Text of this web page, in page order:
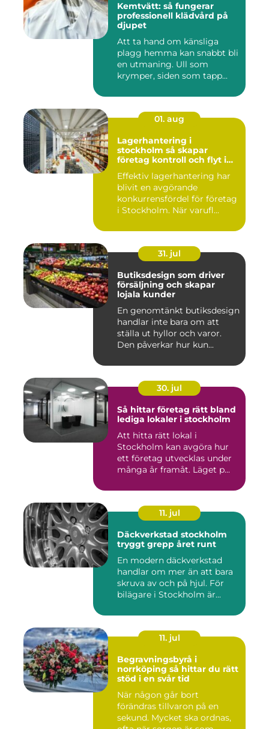
Kemtvätt: så fungerar
professionell klädvård på
djupet
Att ta hand om känsliga
plagg hemma kan snabbt bli
en utmaning. Ull som
krymper, siden som tapp...
01. aug
Lagerhantering i
stockholm så skapar
företag kontroll och flyt i
Effektiv lagerhantering har
blivit en avgörande
konkurrensfördel för företag
i Stockholm. När varufl...
31. jul
Butiksdesign som driver
försäljning och skapar
lojala kunder
En genomtänkt butiksdesign
handlar inte bara om att
ställa ut hyllor och varor.
Den påverkar hur kun...
30. jul
Så hittar företag rätt bland
lediga lokaler i stockholm
Att hitta rätt lokal i
Stockholm kan avgöra hur
ett företag utvecklas under
många år framåt. Läget p...
11. jul
Däckverkstad stockholm
tryggt grepp året runt
En modern däckverkstad
handlar om mer än att bara
skruva av och på hjul. För
bilägare i Stockholm är...
11. jul
Begravningsbyrå i
norrköping så hittar du rätt
stöd i en svår tid
När någon går bort
förändras tillvaron på en
sekund. Mycket ska ordnas,